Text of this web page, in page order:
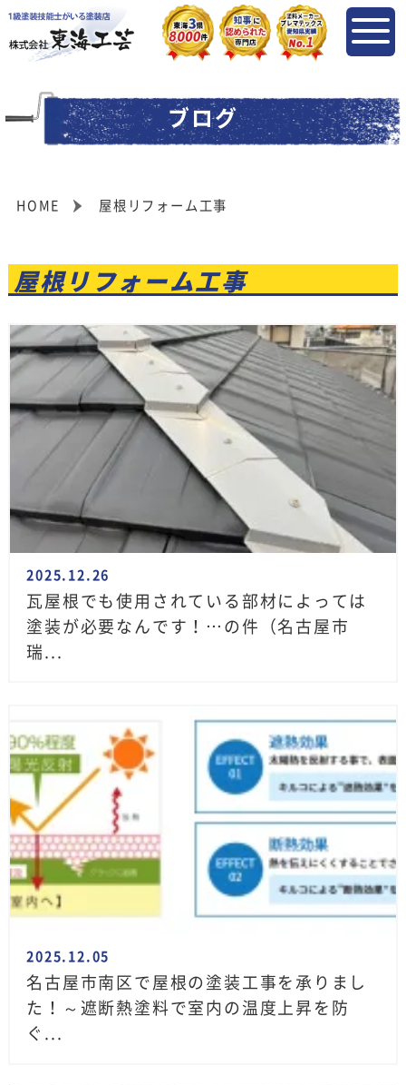
ブログ
HOME 屋根リフォーム工事
屋根リフォーム工事
2025.12.26
瓦屋根でも使用されている部材によっては
塗装が必要なんです！…の件（名古屋市
瑞...
2025.12.05
名古屋市南区で屋根の塗装工事を承りまし
た！～遮断熱塗料で室内の温度上昇を防
ぐ...